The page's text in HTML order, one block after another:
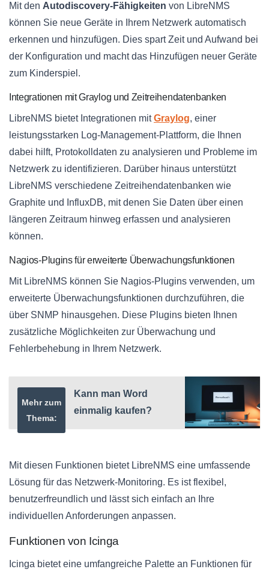
Mit den Autodiscovery-Fähigkeiten von LibreNMS
können Sie neue Geräte in Ihrem Netzwerk automatisch
erkennen und hinzufügen. Dies spart Zeit und Aufwand bei
der Konfiguration und macht das Hinzufügen neuer Geräte
zum Kinderspiel.
Integrationen mit Graylog und Zeitreihendatenbanken
LibreNMS bietet Integrationen mitGraylog, einer
leistungsstarken Log-Management-Plattform, die Ihnen
dabei hilft, Protokolldaten zu analysieren und Probleme im
Netzwerk zu identifizieren. Darüber hinaus unterstützt
LibreNMS verschiedene Zeitreihendatenbanken wie
Graphite und InfluxDB, mit denen Sie Daten über einen
längeren Zeitraum hinweg erfassen und analysieren
können.
Nagios-Plugins für erweiterte Überwachungsfunktionen
Mit LibreNMS können Sie Nagios-Plugins verwenden, um
erweiterte Überwachungsfunktionen durchzuführen, die
über SNMP hinausgehen. Diese Plugins bieten Ihnen
zusätzliche Möglichkeiten zur Überwachung und
Fehlerbehebung in Ihrem Netzwerk.
Mehr zum
Thema:
Kann man Word
einmalig kaufen?
Mit diesen Funktionen bietet LibreNMS eine umfassende
Lösung für das Netzwerk-Monitoring. Es ist flexibel,
benutzerfreundlich und lässt sich einfach an Ihre
individuellen Anforderungen anpassen.
Funktionen von Icinga
Icinga bietet eine umfangreiche Palette an Funktionen für